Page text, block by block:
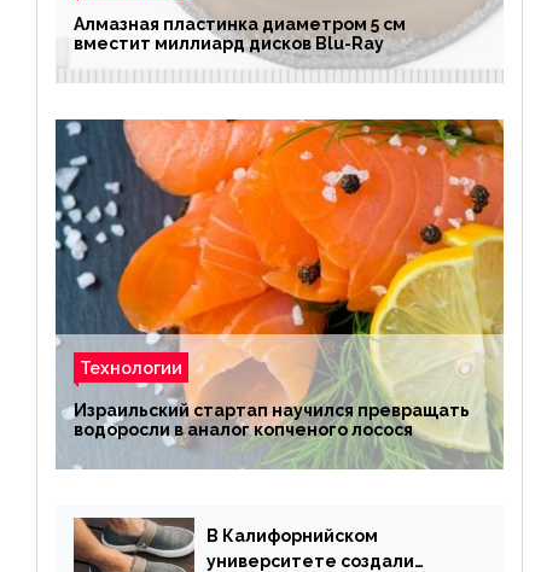
Алмазная пластинка диаметром 5 см
вместит миллиард дисков Blu-Ray
Технологии
Израильский стартап научился превращать
водоросли в аналог копченого лосося
В Калифорнийском
университете создали